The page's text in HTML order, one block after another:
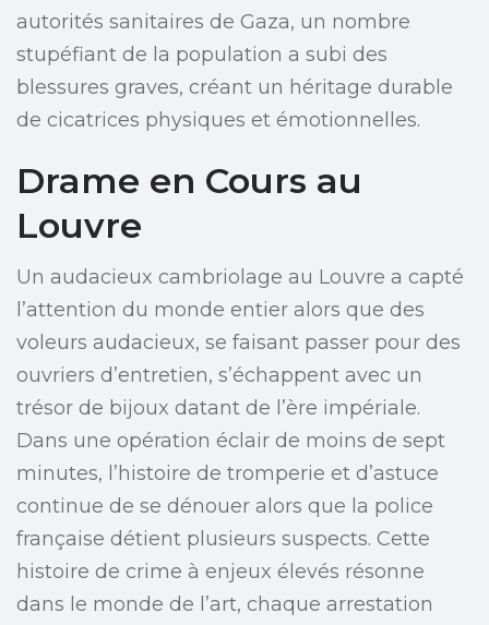
autorités sanitaires de Gaza, un nombre
stupéfiant de la population a subi des
blessures graves, créant un héritage durable
de cicatrices physiques et émotionnelles.
Drame en Cours au
Louvre
Un audacieux cambriolage au Louvre a capté
l’attention du monde entier alors que des
voleurs audacieux, se faisant passer pour des
ouvriers d’entretien, s’échappent avec un
trésor de bijoux datant de l’ère impériale.
Dans une opération éclair de moins de sept
minutes, l’histoire de tromperie et d’astuce
continue de se dénouer alors que la police
française détient plusieurs suspects. Cette
histoire de crime à enjeux élevés résonne
dans le monde de l’art, chaque arrestation